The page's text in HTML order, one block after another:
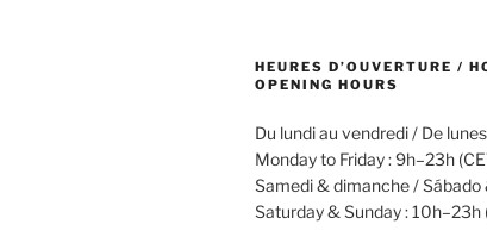
HEURES D’OUVERTURE /
OPENING HOURS
Du lundi au vendredi / De
Monday to Friday : 9h–23h
Samedi & dimanche / Sábado
Saturday & Sunday : 10h–23h